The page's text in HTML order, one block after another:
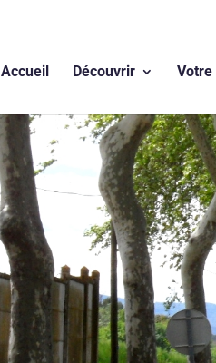
Accueil Découvrir